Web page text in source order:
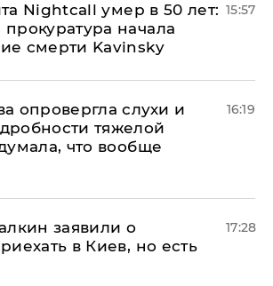
Nightcall умер в 50 лет:
начала
смерти Kavinsky
15:57
опровергла слухи и
тяжелой
что вообще
16:19
заявили о
в Киев, но есть
17:28